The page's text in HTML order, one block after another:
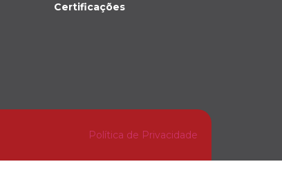
Certificações
Política de Privacidade